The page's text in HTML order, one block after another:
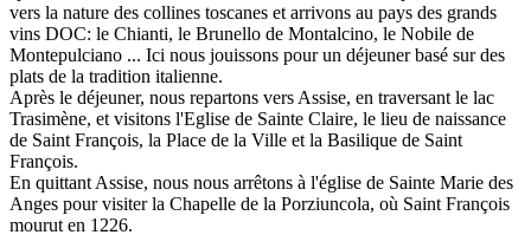
vers la nature des collines toscanes et arrivons au pays des grands
vins DOC: le Chianti, le Brunello de Montalcino, le Nobile de
Montepulciano ... Ici nous jouissons pour un déjeuner basé sur des
plats de la tradition italienne.
Après le déjeuner, nous repartons vers Assise, en traversant le lac
Trasimène, et visitons l'Eglise de Sainte Claire, le lieu de naissance
de Saint François, la Place de la Ville et la Basilique de Saint
François.
En quittant Assise, nous nous arrêtons à l'église de Sainte Marie des
Anges pour visiter la Chapelle de la Porziuncola, où Saint François
mourut en 1226.